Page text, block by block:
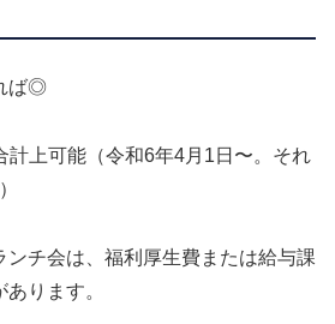
ば◎
計上可能（令和6年4月1日〜。それ
ンチ会は、福利厚生費または給与課
ります。